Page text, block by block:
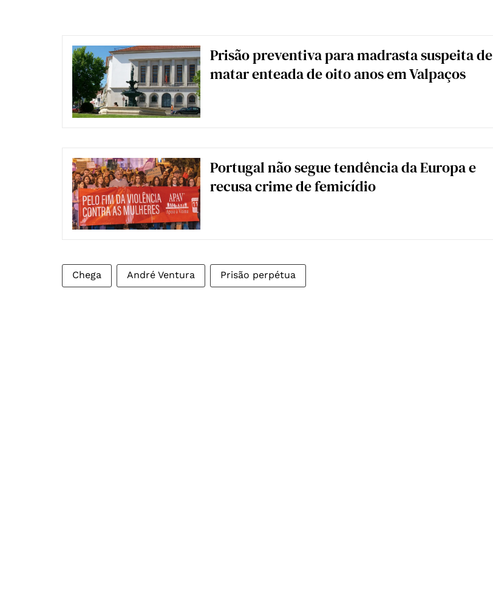
Prisão preventiva para madrasta suspeita de
matar enteada de oito anos em Valpaços
Portugal não segue tendência da Europa e
recusa crime de femicídio
Chega André Ventura Prisão perpétua